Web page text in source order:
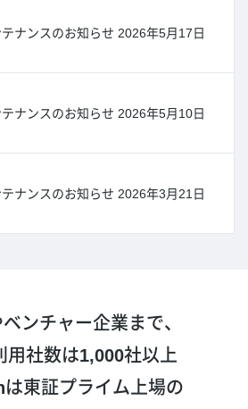
テナンスのお知らせ 2026年5月17日
テナンスのお知らせ 2026年5月10日
テナンスのお知らせ 2026年3月21日
ンチャー企業まで、
用社数は1,000社以上
は東証プライム上場の